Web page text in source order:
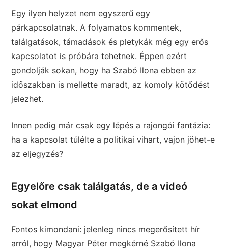
Egy ilyen helyzet nem egyszerű egy
párkapcsolatnak. A folyamatos kommentek,
találgatások, támadások és pletykák még egy erős
kapcsolatot is próbára tehetnek. Éppen ezért
gondolják sokan, hogy ha Szabó Ilona ebben az
időszakban is mellette maradt, az komoly kötődést
jelezhet.
Innen pedig már csak egy lépés a rajongói fantázia:
ha a kapcsolat túlélte a politikai vihart, vajon jöhet-e
az eljegyzés?
Egyelőre csak találgatás, de a videó
sokat elmond
Fontos kimondani: jelenleg nincs megerősített hír
arról, hogy Magyar Péter megkérné Szabó Ilona